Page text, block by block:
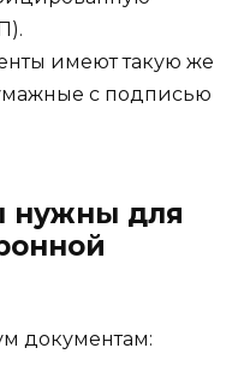
имеют такую же
с подписью
нужны для
документам: